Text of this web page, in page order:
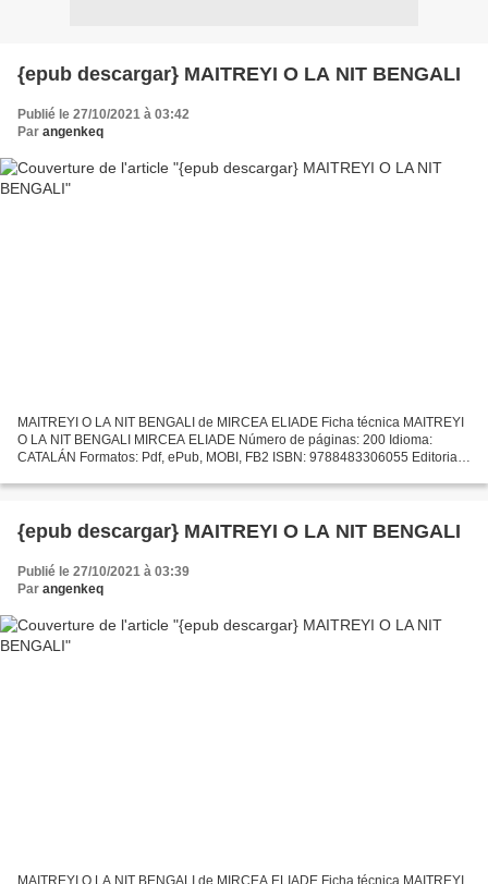
{epub descargar} MAITREYI O LA NIT BENGALI
Publié le 27/10/2021 à 03:42
Par angenkeq
MAITREYI O LA NIT BENGALI de MIRCEA ELIADE Ficha técnica MAITREYI
O LA NIT BENGALI MIRCEA ELIADE Número de páginas: 200 Idioma:
CATALÁN Formatos: Pdf, ePub, MOBI, FB2 ISBN: 9788483306055 Editorial:
{epub descargar} MAITREYI O LA NIT BENGALI
Publié le 27/10/2021 à 03:39
Par angenkeq
MAITREYI O LA NIT BENGALI de MIRCEA ELIADE Ficha técnica MAITREYI